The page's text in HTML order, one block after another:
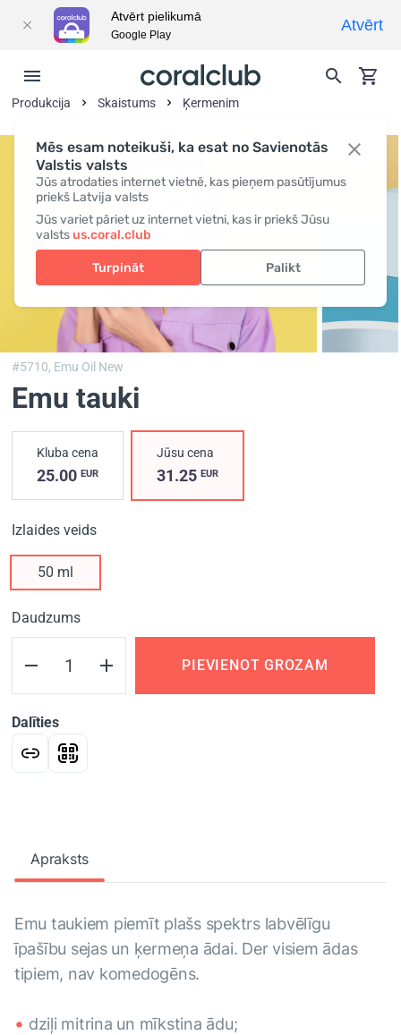
Mēs esam noteikuši, ka esat no Savienotās
Valstis valsts
Jūs atrodaties internet vietnē, kas pieņem pasūtījumus
priekš Latvija valsts
Jūs variet pāriet uz internet vietni, kas ir priekš Jūsu
valstsus.coral.club
Turpināt Palikt
Produkcija Skaistums Ķermenim
#5710, Emu Oil New
Emu tauki
Kluba cena
25.00 EUR
Jūsu cena
31.25EUR
Izlaides veids
50 ml
Daudzums
PIEVIENOT GROZAM
Dalīties
Apraksts
Emu taukiem piemīt plašs spektrs labvēlīgu
īpašību sejas un ķermeņa ādai. Der visiem ādas
tipiem, nav komedogēns.
dziļi mitrina un mīkstina ādu;
Atvērt pielikumā
Google Play
Atvērt